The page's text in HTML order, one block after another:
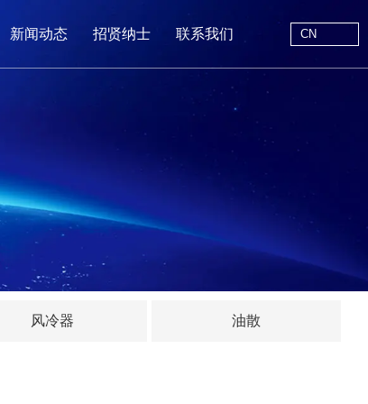
新闻动态 招贤纳士 联系我们 CN
风冷器 油散